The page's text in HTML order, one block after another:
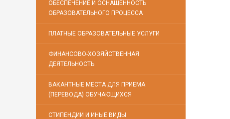
ОБЕСПЕЧЕНИЕ И ОСНАЩЕННОСТЬ
ОБРАЗОВАТЕЛЬНОГО ПРОЦЕССА
ПЛАТНЫЕ ОБРАЗОВАТЕЛЬНЫЕ УСЛУГИ
ФИНАНСОВО-ХОЗЯЙСТВЕННАЯ
ДЕЯТЕЛЬНОСТЬ
ВАКАНТНЫЕ МЕСТА ДЛЯ ПРИЕМА
(ПЕРЕВОДА) ОБУЧАЮЩИХСЯ
СТИПЕНДИИ И ИНЫЕ ВИДЫ